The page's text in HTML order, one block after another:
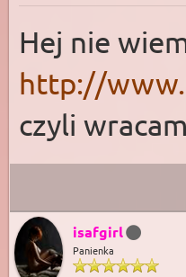
Hej nie
http://
czyli
isafgirl
Panienka